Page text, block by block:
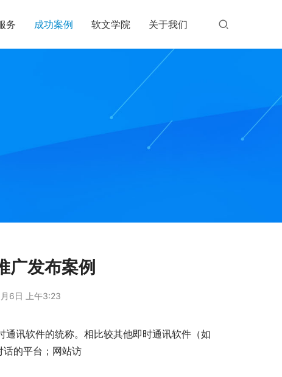
务 成功案例 软文学院 关于我们
广发布案例
6日 上午3:23
讯软件的统称。相比较其他即时通讯软件（如
话的平台；网站访